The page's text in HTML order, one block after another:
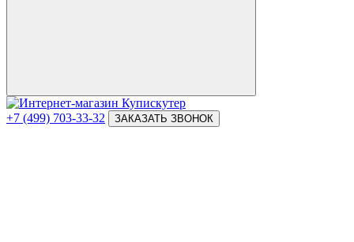
+7 (499) 703-33-32 ЗАКАЗАТЬ ЗВОНОК